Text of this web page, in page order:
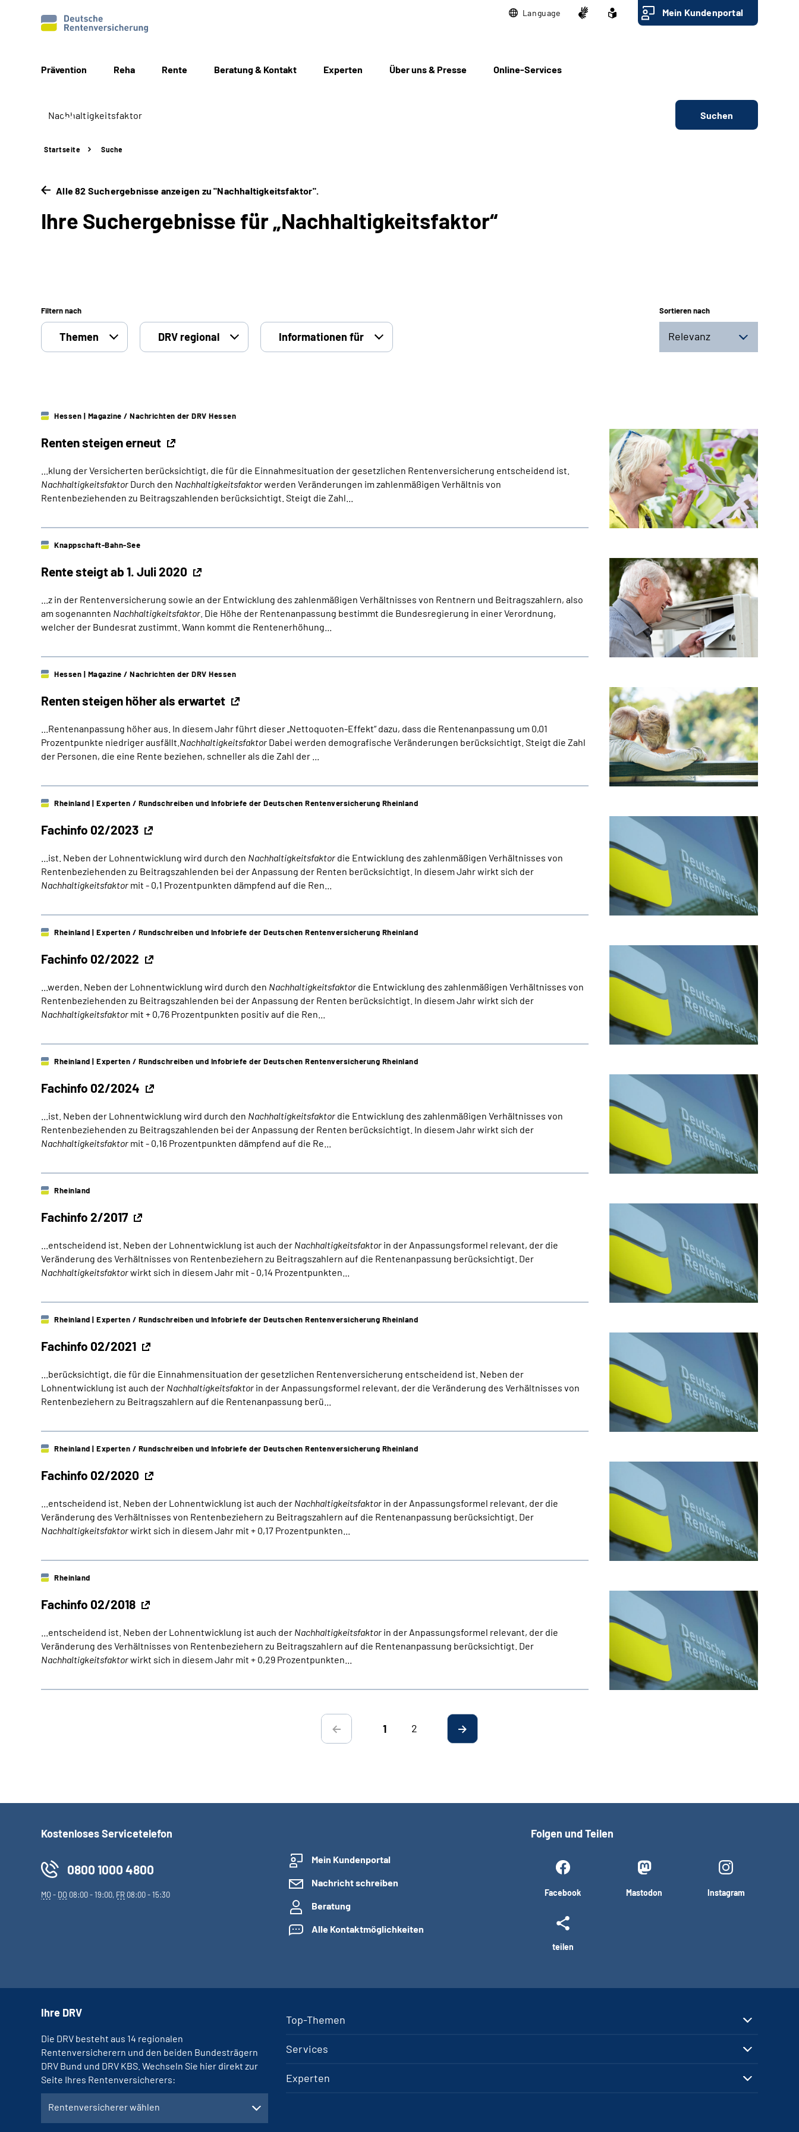
Language Mein Kundenportal
Prävention Reha Rente Beratung & Kontakt Experten Über uns & Presse Online-Services
Suchen
Startseite Suche
Alle 82 Suchergebnisse anzeigen zu "Nachhaltigkeitsfaktor".
Ihre Suchergebnisse für „Nachhaltigkeitsfaktor“
Filtern nach
Themen DRV regional Informationen für
Sortieren nach
Relevanz
Renten steigen erneut
Hessen | Magazine / Nachrichten der DRV Hessen
...klung der Versicherten berücksichtigt, die für die Einnahmesituation der gesetzlichen Rentenversicherung entscheidend ist.
Nachhaltigkeitsfaktor Durch den Nachhaltigkeitsfaktorwerden Veränderungen im zahlenmäßigen Verhältnis von
Rentenbeziehenden zu Beitragszahlenden berücksichtigt. Steigt die Zahl...
Rente steigt ab 1. Juli 2020
Knappschaft-Bahn-See
...z in der Rentenversicherung sowie an der Entwicklung des zahlenmäßigen Verhältnisses von Rentnern und Beitragszahlern, also
am sogenannten Nachhaltigkeitsfaktor . Die Höhe der Rentenanpassung bestimmt die Bundesregierung in einer Verordnung,
welcher der Bundesrat zustimmt. Wann kommt die Rentenerhöhung...
Renten steigen höher als erwartet
Hessen | Magazine / Nachrichten der DRV Hessen
...Rentenanpassung höher aus. In diesem Jahr führt dieser „Nettoquoten-Effekt“ dazu, dass die Rentenanpassung um 0,01
Prozentpunkte niedriger ausfällt. Nachhaltigkeitsfaktor Dabei werden demografische Veränderungen berücksichtigt. Steigt die Zahl
der Personen, die eine Rente beziehen, schneller als die Zahl der ...
Fachinfo 02/2023
Rheinland | Experten / Rundschreiben und Infobriefe der Deutschen Rentenversicherung Rheinland
...ist. Neben der Lohnentwicklung wird durch den Nachhaltigkeitsfaktor die Entwicklung des zahlenmäßigen Verhältnisses von
Rentenbeziehenden zu Beitragszahlenden bei der Anpassung der Renten berücksichtigt. In diesem Jahr wirkt sich der
Nachhaltigkeitsfaktor mit - 0,1 Prozentpunkten dämpfend auf die Ren...
Fachinfo 02/2022
Rheinland | Experten / Rundschreiben und Infobriefe der Deutschen Rentenversicherung Rheinland
...werden. Neben der Lohnentwicklung wird durch den Nachhaltigkeitsfaktor die Entwicklung des zahlenmäßigen Verhältnisses von
Rentenbeziehenden zu Beitragszahlenden bei der Anpassung der Renten berücksichtigt. In diesem Jahr wirkt sich der
Nachhaltigkeitsfaktor mit + 0,76 Prozentpunkten positiv auf die Ren...
Fachinfo 02/2024
Rheinland | Experten / Rundschreiben und Infobriefe der Deutschen Rentenversicherung Rheinland
...ist. Neben der Lohnentwicklung wird durch den Nachhaltigkeitsfaktor die Entwicklung des zahlenmäßigen Verhältnisses von
Rentenbeziehenden zu Beitragszahlenden bei der Anpassung der Renten berücksichtigt. In diesem Jahr wirkt sich der
Nachhaltigkeitsfaktor mit - 0,16 Prozentpunkten dämpfend auf die Re...
Fachinfo 2/2017
Rheinland
...entscheidend ist. Neben der Lohnentwicklung ist auch der Nachhaltigkeitsfaktor in der Anpassungsformel relevant, der die
Veränderung des Verhältnisses von Rentenbeziehern zu Beitragszahlern auf die Rentenanpassung berücksichtigt. Der
Nachhaltigkeitsfaktorwirkt sich in diesem Jahr mit - 0,14 Prozentpunkten...
Fachinfo 02/2021
Rheinland | Experten / Rundschreiben und Infobriefe der Deutschen Rentenversicherung Rheinland
...berücksichtigt, die für die Einnahmensituation der gesetzlichen Rentenversicherung entscheidend ist. Neben der
Lohnentwicklung ist auch der Nachhaltigkeitsfaktor in der Anpassungsformel relevant, der die Veränderung des Verhältnisses von
Rentenbeziehern zu Beitragszahlern auf die Rentenanpassung berü...
Fachinfo 02/2020
Rheinland | Experten / Rundschreiben und Infobriefe der Deutschen Rentenversicherung Rheinland
...entscheidend ist. Neben der Lohnentwicklung ist auch der Nachhaltigkeitsfaktor in der Anpassungsformel relevant, der die
Veränderung des Verhältnisses von Rentenbeziehern zu Beitragszahlern auf die Rentenanpassung berücksichtigt. Der
Nachhaltigkeitsfaktorwirkt sich in diesem Jahr mit + 0,17 Prozentpunkten...
Fachinfo 02/2018
Rheinland
...entscheidend ist. Neben der Lohnentwicklung ist auch der Nachhaltigkeitsfaktor in der Anpassungsformel relevant, der die
Veränderung des Verhältnisses von Rentenbeziehern zu Beitragszahlern auf die Rentenanpassung berücksichtigt. Der
Nachhaltigkeitsfaktorwirkt sich in diesem Jahr mit + 0,29 Prozentpunkten...
1 2
Kostenloses Servicetelefon
0800 1000 4800
MO- DO 08:00 - 19:00, FR 08:00 - 15:30
Mein Kundenportal
Nachricht schreiben
Beratung
Alle Kontaktmöglichkeiten
Folgen und Teilen
Facebook Mastodon Instagram
teilen
Top-Themen
Services
Experten
Ihre DRV
Die DRV besteht aus 14 regionalen
Rentenversicherern und den beiden Bundesträgern
DRV Bund und DRV KBS. Wechseln Sie hier direkt zur
Seite Ihres Rentenversicherers:
Rentenversicherer wählen